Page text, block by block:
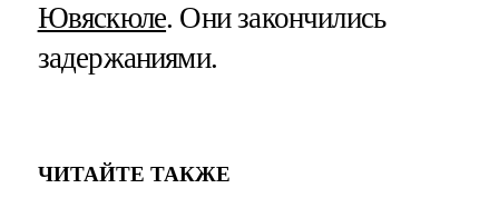
Ювяскюле. Они закончились
задержаниями.
ЧИТАЙТЕ ТАКЖЕ